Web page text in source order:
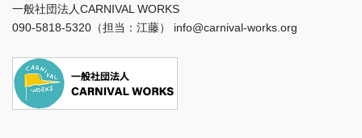
一般社団法人CARNIVAL WORKS
090-5818-5320（担当：江藤） info@carnival-works.org